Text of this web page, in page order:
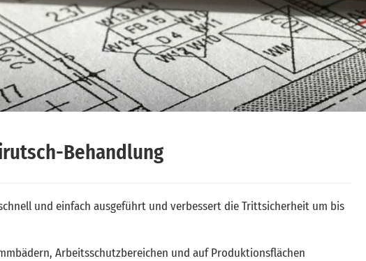
Behandlung
und einfach ausgeführt und verbessert die Trittsicherheit um bis
Arbeitsschutzbereichen und auf Produktionsflächen